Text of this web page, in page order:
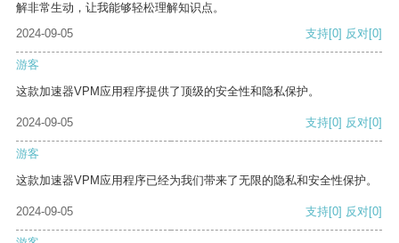
解非常生动，让我能够轻松理解知识点。
2024-09-05
支持[0] 反对[0]
游客
这款加速器VPM应用程序提供了顶级的安全性和隐私保护。
2024-09-05 支持[0] 反对[0]
游客
这款加速器VPM应用程序已经为我们带来了无限的隐私和安全性保护。
2024-09-05 支持[0] 反对[0]